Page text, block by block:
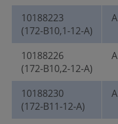
10188223
(172-B10,1-12-A)
A
10188226
(172-B10,2-12-A)
A
10188230
(172-B11-12-A)
A